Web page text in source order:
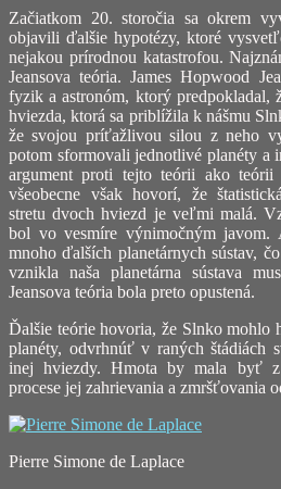
Začiatkom 20. storočia sa okrem
objavili ďalšie hypotézy, ktoré
nejakou prírodnou katastrofou.
Jeansova teória. James Hopwood
fyzik a astronóm, ktorý predpokladal,
hviezda, ktorá sa priblížila k nášmu
že svojou príťažlivou silou z neho
potom sformovali jednotlivé planéty a
argument proti tejto teórii ako teórii
všeobecne však hovorí, že
stretu dvoch hviezd je veľmi malá.
bol vo vesmíre výnimočným javom.
mnoho ďalších planetárnych sústav,
vznikla naša planetárna sústava
Jeansova teória bola preto opustená.
Ďalšie teórie hovoria, že Slnko mohlo
planéty, odvrhnúť v raných štádiách
inej hviezdy. Hmota by mala byť
procese jej zahrievania a zmršťovania
Pierre Simone de Laplace